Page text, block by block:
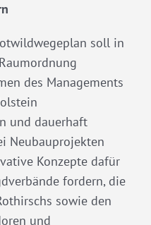
soll in
des Managements
und dauerhaft
Neubauprojekten
Konzepte dafür
fordern, die
sowie den
und